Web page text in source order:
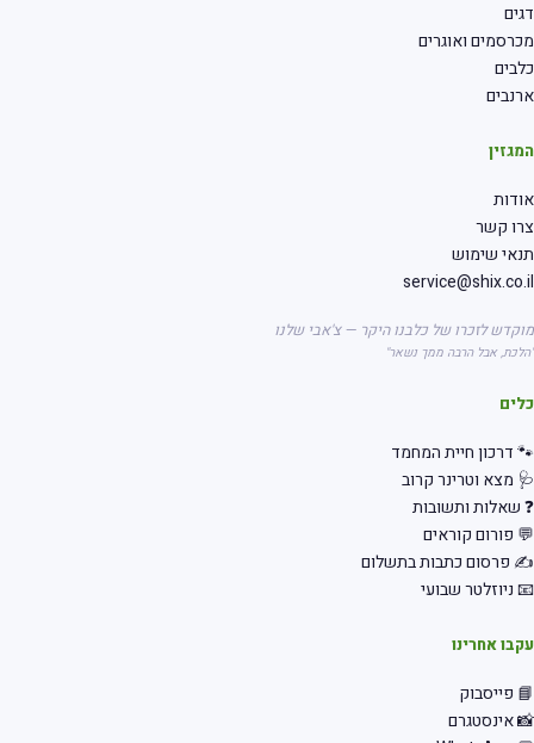
דגים
מכרסמים ואוגרים
כלבים
ארנבים
המגזין
אודות
צרו קשר
תנאי שימוש
service@shix.co.il
מוקדש לזכרו של כלבנו היקר — צ'אבי שלנו
"הלכת, אבל הרבה ממך נשאר"
כלים
🐾 דרכון חיית המחמד
🩺 מצא וטרינר קרוב
❓ שאלות ותשובות
💬 פורום קוראים
✍️ פרסום כתבות בתשלום
📧 ניוזלטר שבועי
עקבו אחרינו
📘 פייסבוק
📸 אינסטגרם